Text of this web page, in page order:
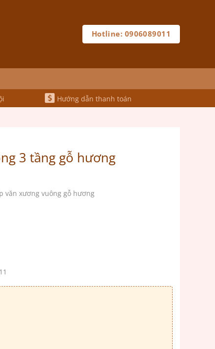
Hotline: 0906089011
Hướng dẫn thanh toán
3 tầng gỗ hương
văn xương vuông gỗ hương